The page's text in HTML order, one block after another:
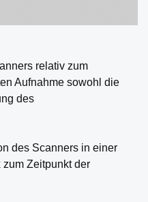
relativ zum
Aufnahme sowohl die
des
des Scanners in einer
Zeitpunkt der